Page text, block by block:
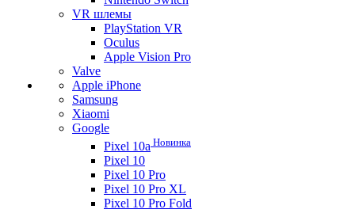
VR шлемы
PlayStation VR
Oculus
Apple Vision Pro
Valve
Apple iPhone
Samsung
Xiaomi
Google
Pixel 10a Новинка
Pixel 10
Pixel 10 Pro
Pixel 10 Pro XL
Pixel 10 Pro Fold